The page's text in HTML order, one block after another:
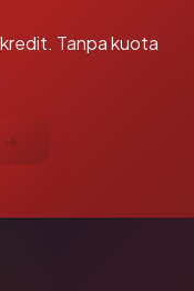
Tanpa kuota
→